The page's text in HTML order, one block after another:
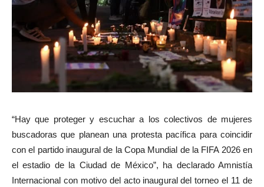
“Hay que proteger y escuchar a los colectivos de mujeres
buscadoras que planean una protesta pacífica para coincidir
con el partido inaugural de la Copa Mundial de la FIFA 2026 en
el estadio de la Ciudad de México”, ha declarado Amnistía
Internacional con motivo del acto inaugural del torneo el 11 de